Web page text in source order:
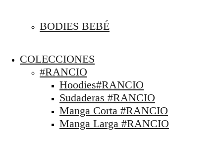
BODIES BEBÉ
COLECCIONES
#RANCIO
Hoodies#RANCIO
Sudaderas #RANCIO
Manga Corta #RANCIO
Manga Larga #RANCIO